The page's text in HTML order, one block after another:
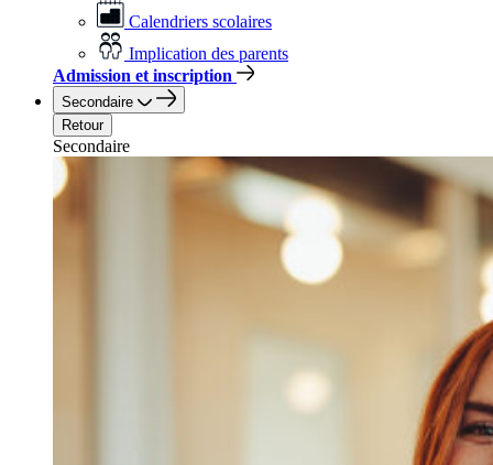
Calendriers scolaires
Implication des parents
Admission et inscription
Secondaire
Retour
Secondaire